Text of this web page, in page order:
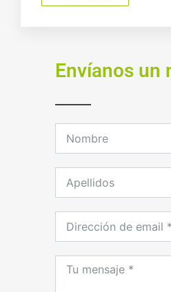
Envíanos un